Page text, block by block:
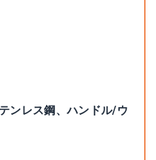
ンレス鋼、ハンドル/ウ